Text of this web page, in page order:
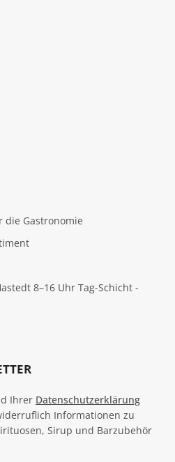
die Gastronomie
8–16 Uhr Tag-Schicht -
Ihrer Datenschutzerklärung
Informationen zu
Sirup und Barzubehör